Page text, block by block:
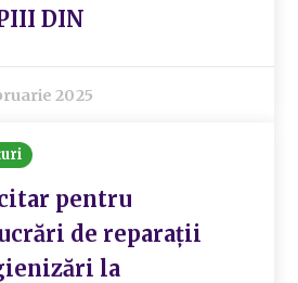
DIN
2025
pentru
de reparații
la